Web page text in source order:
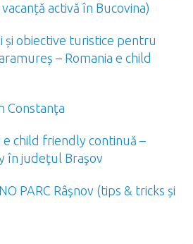
activă în Bucovina)
și obiective turistice pentru
– Romania e child
Constanţa
e child friendly continuă –
în judeţul Braşov
PARC Râşnov (tips & tricks și